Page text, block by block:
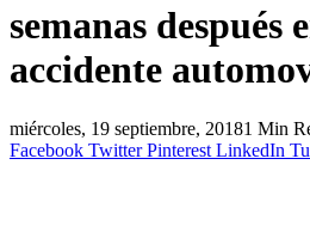
semanas después
accidente
miércoles, 19 septiembre, 20181 Min
Facebook Twitter Pinterest LinkedIn